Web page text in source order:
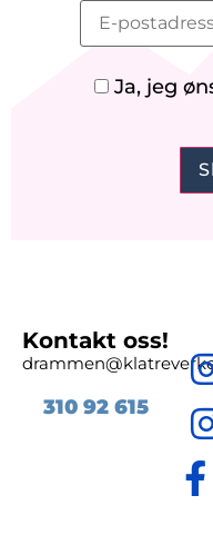
Ja, jeg
Kontakt oss!
310 92615